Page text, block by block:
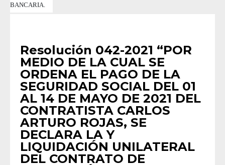
BANCARIA.
Resolución 042-2021 “POR
MEDIO DE LA CUAL SE
ORDENA EL PAGO DE LA
SEGURIDAD SOCIAL DEL 01
AL 14 DE MAYO DE 2021 DEL
CONTRATISTA CARLOS
ARTURO ROJAS, SE
DECLARA LA Y
LIQUIDACIÓN UNILATERAL
DEL CONTRATO DE